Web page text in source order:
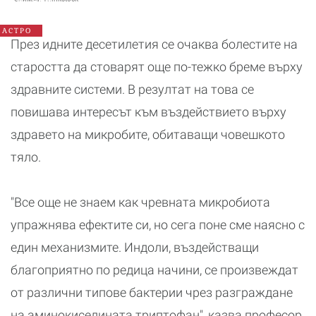
АСТРО
През идните десетилетия се очаква болестите на
старостта да стоварят още по-тежко бреме върху
здравните системи. В резултат на това се
повишава интересът към въздействието върху
здравето на микробите, обитаващи човешкото
тяло.
"Все още не знаем как чревната микробиота
упражнява ефектите си, но сега поне сме наясно с
един механизмите. Индоли, въздействащи
благоприятно по редица начини, се произвеждат
от различни типове бактерии чрез разграждане